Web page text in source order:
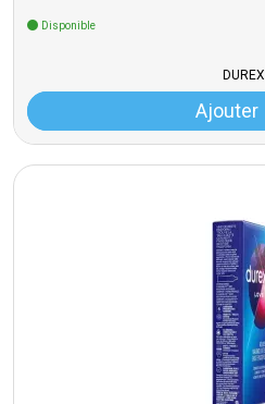
Disponible
DUREX
Ajouter